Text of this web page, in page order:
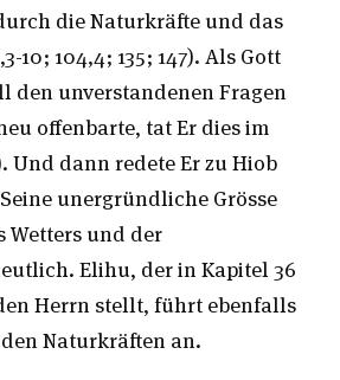
die Naturkräfte und das
10; 104,4; 135; 147). Als Gott
den unverstandenen Fragen
offenbarte, tat Er dies im
Und dann redete Er zu Hiob
unergründliche Grösse
Wetters und der
Elihu, der in Kapitel 36
Herrn stellt, führt ebenfalls
Naturkräften an.